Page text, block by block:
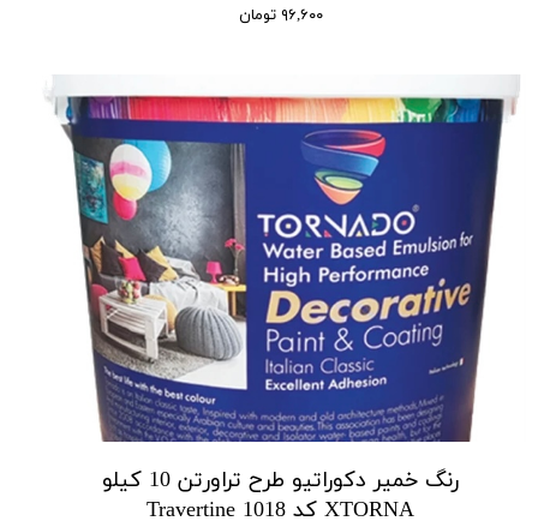
۹۶,۶۰۰ تومان
رنگ خمیر دکوراتیو طرح تراورتن 10 کیلو
XTORNA کد 1018 Travertine